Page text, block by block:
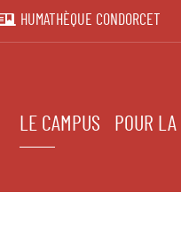
HUMATHÈQUE CONDORCET
LE CAMPUS POUR